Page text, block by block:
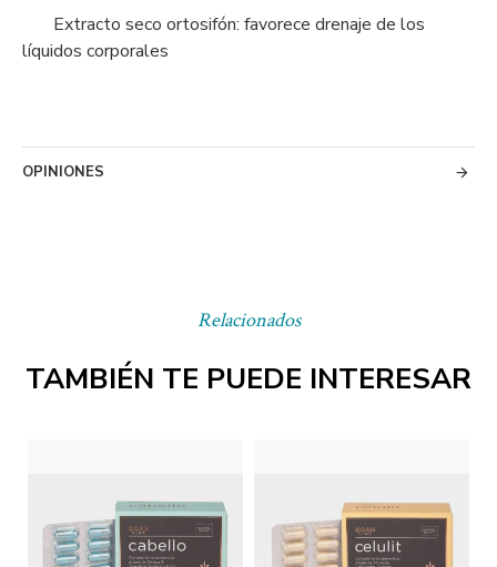
Relacionados
TAMBIÉN TE PUEDE INTERESAR
Extracto seco ortosifón: favorece drenaje de los
líquidos corporales
OPINIONES